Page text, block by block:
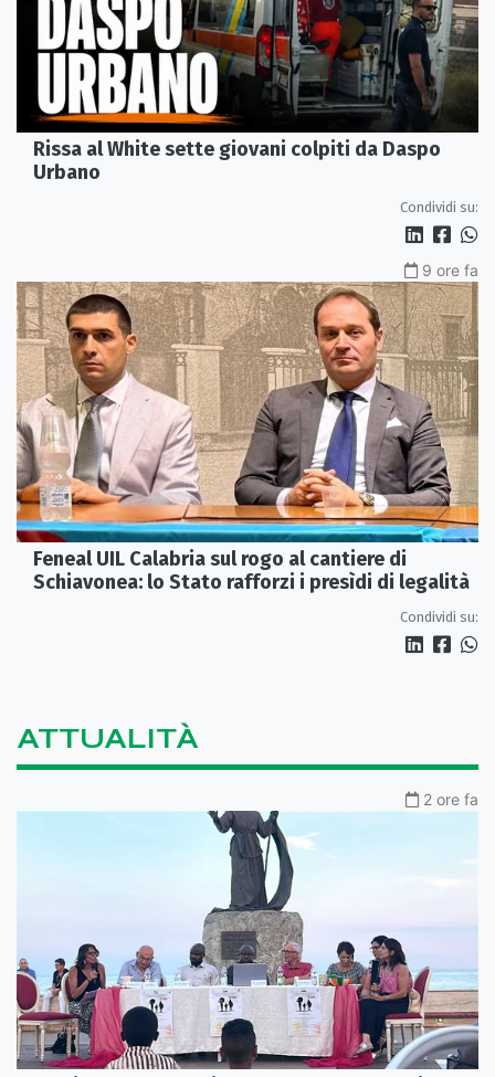
Rissa al White sette giovani colpiti da Daspo
Urbano
Condividi su:
9 ore fa
Feneal UIL Calabria sul rogo al cantiere di
Schiavonea: lo Stato rafforzi i presìdi di legalità
Condividi su:
ATTUALITÀ
2 ore fa